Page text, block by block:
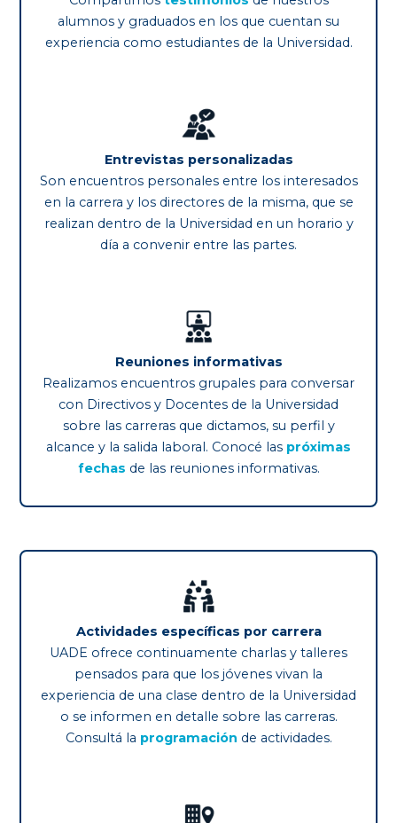
alumnos y graduados en los que cuentan su
experiencia como estudiantes de la Universidad.
Entrevistas personalizadas
Son encuentros personales entre los interesados
en la carrera y los directores de la misma, que se
realizan dentro de la Universidad en un horario y
día a convenir entre las partes.
Reuniones informativas
Realizamos encuentros grupales para conversar
con Directivos y Docentes de la Universidad
sobre las carreras que dictamos, su perfil y
alcance y la salida laboral. Conocé las próximas
fechas de las reuniones informativas.
Actividades específicas por carrera
UADE ofrece continuamente charlas y talleres
pensados para que los jóvenes vivan la
experiencia de una clase dentro de la Universidad
o se informen en detalle sobre las carreras.
Consultá la programación de actividades.